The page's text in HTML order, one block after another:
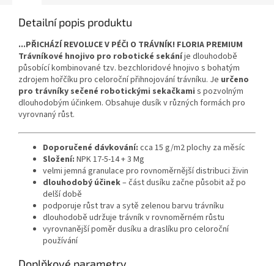
Detailní popis produktu
...PŘICHÁZÍ REVOLUCE V PÉČI O TRÁVNÍK! FLORIA PREMIUM
Trávníkové hnojivo pro robotické sekáníje dlouhodobě
působící kombinované tzv. bezchloridové hnojivo s bohatým
zdrojem hořčíku pro celoroční přihnojování trávníku. Je určeno
pro trávníky sečené robotickými sekačkami s pozvolným
dlouhodobým účinkem. Obsahuje dusík v různých formách pro
vyrovnaný růst.
Doporučené dávkování: cca 15 g/m2 plochy za měsíc
Složení: NPK 17-5-14 + 3 Mg
velmi jemná granulace pro rovnoměrnější distribuci živin
dlouhodobý účinek– část dusíku začne působit až po
delší době
podporuje růst trav a sytě zelenou barvu trávníku
dlouhodobě udržuje trávník v rovnoměrném růstu
vyrovnanější poměr dusíku a draslíku pro celoroční
používání